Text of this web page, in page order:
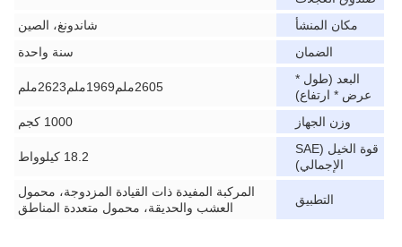
مكان المنشأ
شاندونغ، الصين
الضمان
سنة واحدة
البعد (طول *
عرض * ارتفاع)
2605ملم1969ملم2623ملم
وزن الجهاز
1000 كجم
قوة الخيل (SAE
الإجمالي)
18.2 كيلوواط
التطبيق
المركبة المفيدة ذات القيادة المزدوجة، محمول
العشب والحديقة، محمول متعددة المناطق